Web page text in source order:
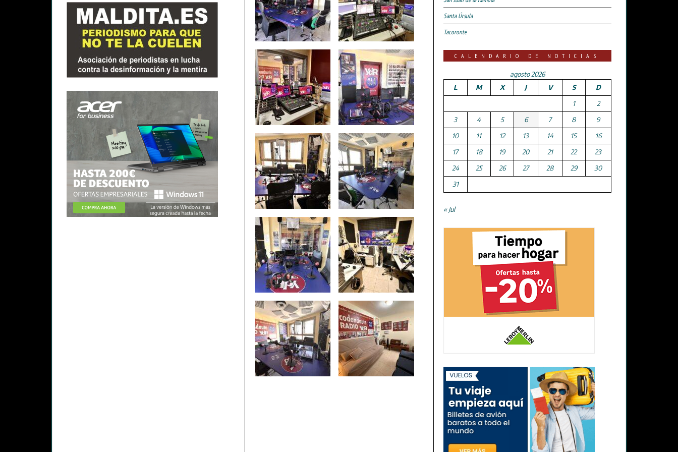
Santa Úrsula
Tacoronte
CALENDARIO DE NOTICIAS
agosto 2026
L
M X J V S
D
1
2
3
4 5 6 7 8
9
10
11 12 13 14 15
16
17
18 19 20 21 22
23
24
25 26 27 28 29
30
31
« Jul